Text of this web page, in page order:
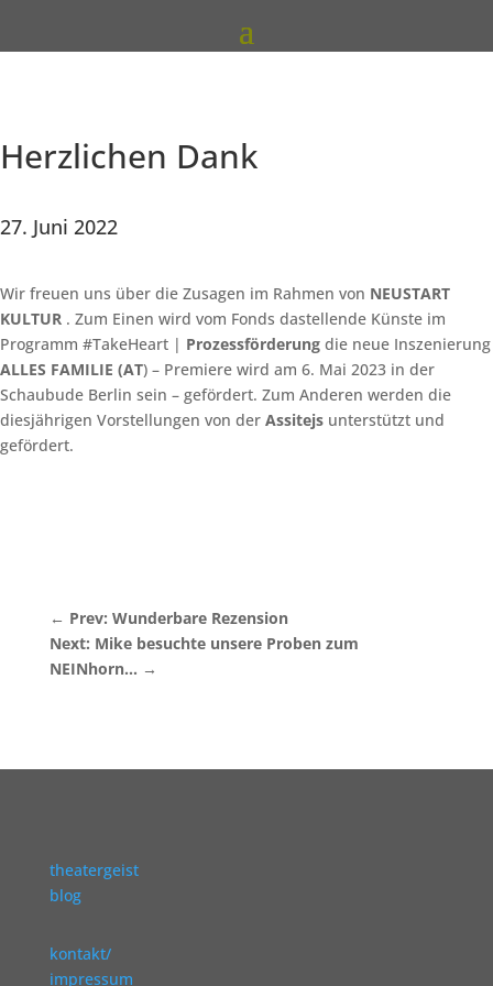
Herzlichen Dank
27. Juni 2022
Wir freuen uns über die Zusagen im Rahmen von NEUSTART
KULTUR . Zum Einen wird vom Fonds dastellende Künste im
Programm #TakeHeart | Prozessförderung die neue Inszenierung
ALLES FAMILIE (AT) – Premiere wird am 6. Mai 2023 in der
Schaubude Berlin sein – gefördert. Zum Anderen werden die
diesjährigen Vorstellungen von der Assitejs unterstützt und
gefördert.
← Prev: Wunderbare Rezension
Next: Mike besuchte unsere Proben zum
NEINhorn... →
theatergeist
blog
kontakt/
impressum